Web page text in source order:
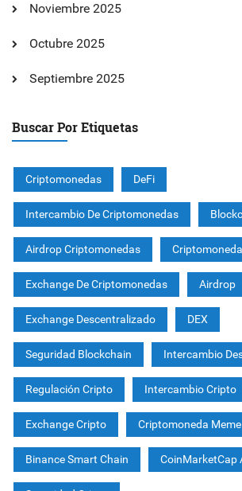
Noviembre 2025
Octubre 2025
Septiembre 2025
Buscar Por Etiquetas
Criptomonedas DeFi
Intercambio De Criptomonedas
Airdrop Criptomonedas Criptomoneda
Exchange De Criptomonedas Airdrop
Exchange Descentralizado DEX
Seguridad Blockchain Intercambio
Regulación Cripto Intercambio Cripto
Exchange Cripto Criptomoneda Meme
Binance Smart Chain CoinMarketCap